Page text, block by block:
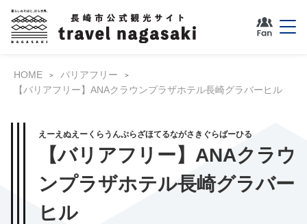
HOME
バリアフリー
【バリアフリー】ANAクラウンプラザホテル長崎グラバーヒル
えーえぬえーくらうんぷらざほてるながさきぐらばーひる
【バリアフリー】ANAクラウ
ンプラザホテル長崎グラバー
ヒル